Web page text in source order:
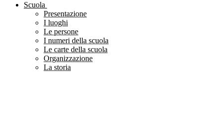
Scuola
Presentazione
I luoghi
Le persone
I numeri della scuola
Le carte della scuola
Organizzazione
La storia